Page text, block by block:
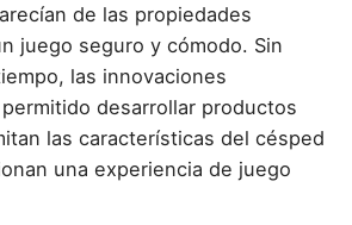
de las propiedades
juego seguro y cómodo. Sin
las innovaciones
desarrollar productos
las características del césped
una experiencia de juego